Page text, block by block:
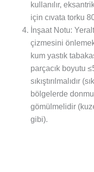
kullanılır,
için cıvata torku
İnşaat Notu:
çizmesini
kum yastık
parçacık boyutu
sıkıştırılmalıdır
bölgelerde
gömülmelidir
gibi).